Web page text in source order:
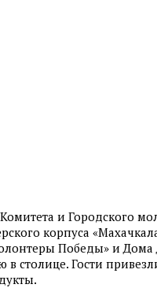
и Городского
корпуса
Победы» и
в столице. Гости